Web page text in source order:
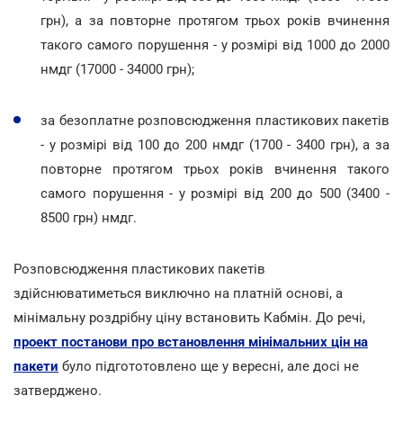
грн), а за повторне протягом трьох років вчинення
такого самого порушення - у розмірі від 1000 до 2000
нмдг (17000 - 34000 грн);
за безоплатне розповсюдження пластикових пакетів
- у розмірі від 100 до 200 нмдг (1700 - 3400 грн), а за
повторне протягом трьох років вчинення такого
самого порушення - у розмірі від 200 до 500 (3400 -
8500 грн) нмдг.
Розповсюдження пластикових пакетів
здійснюватиметься виключно на платній основі, а
мінімальну роздрібну ціну встановить Кабмін. До речі,
проект постанови про встановлення мінімальних цін на
пакети було підгототовлено ще у вересні, але досі не
затверджено.